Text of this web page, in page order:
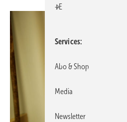
+E
Services
Abo & Shop
Media
Newsletter